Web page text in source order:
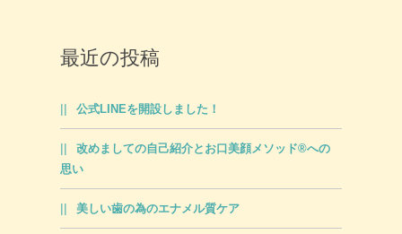
最近の投稿
公式LINEを開設しました！
改めましての自己紹介とお口美顔メソッド®への
思い
美しい歯の為のエナメル質ケア